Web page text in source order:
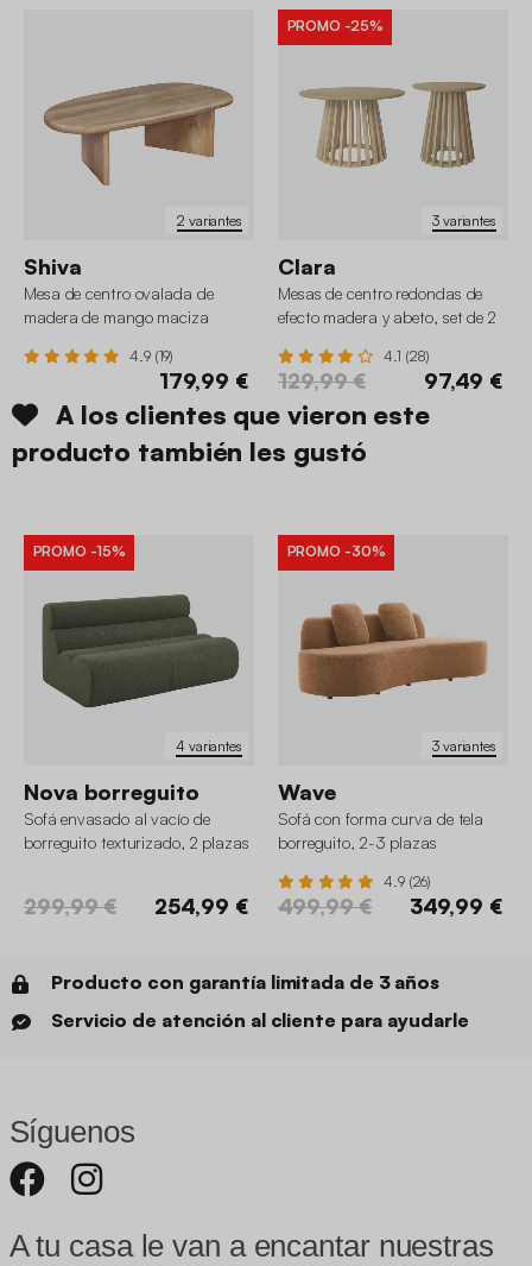
2 variantes
Shiva
Mesa de centro ovalada de
madera de mango maciza
4.9 (19)
179,99 €
3 variantes
PROMO -25%
Clara
Mesas de centro redondas de
efecto madera y abeto, set de 2
4.1 (28)
129,99 € 97,49 €
A los clientes que vieron este
producto también les gustó
4 variantes
PROMO -15%
Nova borreguito
Sofá envasado al vacío de
borreguito texturizado, 2 plazas
299,99 € 254,99 €
3 variantes
PROMO -30%
Wave
Sofá con forma curva de tela
borreguito, 2-3 plazas
4.9 (26)
499,99 € 349,99 €
Producto con garantía limitada de 3 años
Servicio de atención al cliente para ayudarle
Síguenos
A tu casa le van a encantar nuestras